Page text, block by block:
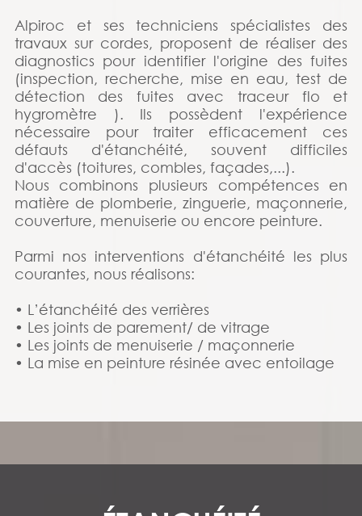
Alpiroc et ses techniciens spécialistes des
travaux sur cordes, proposent de réaliser des
diagnostics pour identifier l'origine des fuites
(inspection, recherche, mise en eau, test de
détection des fuites avec traceur flo et
hygromètre ). Ils possèdent l'expérience
nécessaire pour traiter efficacement ces
défauts d'étanchéité, souvent difficiles
d'accès (toitures, combles, façades,...).
Nous combinons plusieurs compétences en
matière de plomberie, zinguerie, maçonnerie,
couverture, menuiserie ou encore peinture.
Parmi nos interventions d'étanchéité les plus
courantes, nous réalisons:
• L’étanchéité des verrières
• Les joints de parement/ de vitrage
• Les joints de menuiserie / maçonnerie
• La mise en peinture résinée avec entoilage